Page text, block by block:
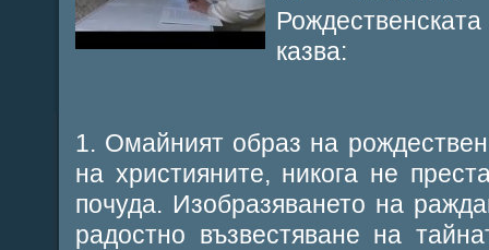
казва:
1. Омайният образ на
на християните, никога не
почуда. Изобразяването на
радостно възвестяване на